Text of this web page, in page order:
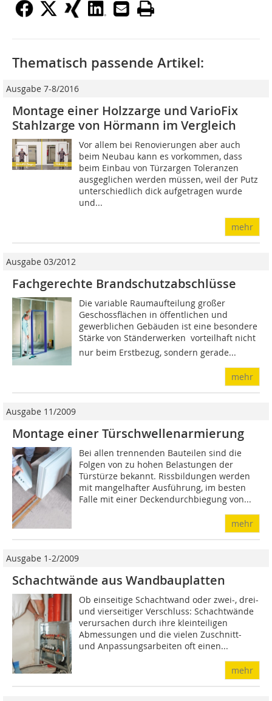
Thematisch passende Artikel:
Ausgabe 7-8/2016
Montage einer Holzzarge und VarioFix
Stahlzarge von Hörmann im Vergleich
Vor allem bei Renovierungen aber auch
beim Neubau kann es vorkommen, dass
beim Einbau von Türzargen Toleranzen
ausgeglichen werden müssen, weil der Putz
unterschiedlich dick aufgetragen wurde
und...
mehr
Ausgabe 03/2012
Fachgerechte Brandschutzabschlüsse
Die variable Raumaufteilung großer
Geschossflächen in öffentlichen und
gewerblichen Gebäuden ist eine besondere
Stärke von Ständerwerken  vorteilhaft nicht
nur beim Erstbezug, sondern gerade...
mehr
Ausgabe 11/2009
Montage einer Türschwellenarmierung
Bei allen trennenden Bauteilen sind die
Folgen von zu hohen Belastungen der
Türstürze bekannt. Rissbildungen werden
mit mangelhafter Ausführung, im besten
Falle mit einer Deckendurchbiegung von...
mehr
Ausgabe 1-2/2009
Schachtwände aus Wandbauplatten
Ob einseitige Schachtwand oder zwei-, drei-
und vierseitiger Verschluss: Schachtwände
verursachen durch ihre kleinteiligen
Abmessungen und die vielen Zuschnitt-
und Anpassungsarbeiten oft einen...
mehr